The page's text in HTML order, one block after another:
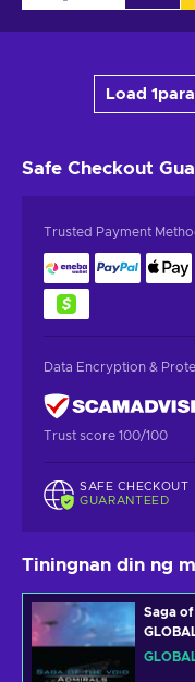
Load
Safe Checkout
Trusted Payment
Data Encryption &
Trust score 100/100
SAFE CHECKOUT
GUARANTEED
Tiningnan din ng
Saga